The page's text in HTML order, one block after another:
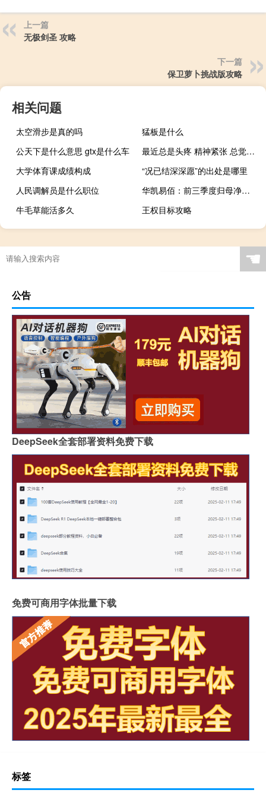
上一篇
无极剑圣 攻略
下一篇
保卫萝卜挑战版攻略
相关问题
太空滑步是真的吗
猛板是什么
公天下是什么意思 gtx是什么车
最近总是头疼 精神紧张 总觉得闹心 感觉要崩溃一样是怎么回事？
大学体育课成绩构成
“况已结深深愿”的出处是哪里
人民调解员是什么职位
华凯易佰：前三季度归母净利润2.99亿元同比增长109.02%
牛毛草能活多久
王权目标攻略
☚
公告
DeepSeek全套部署资料免费下载
免费可商用字体批量下载
标签